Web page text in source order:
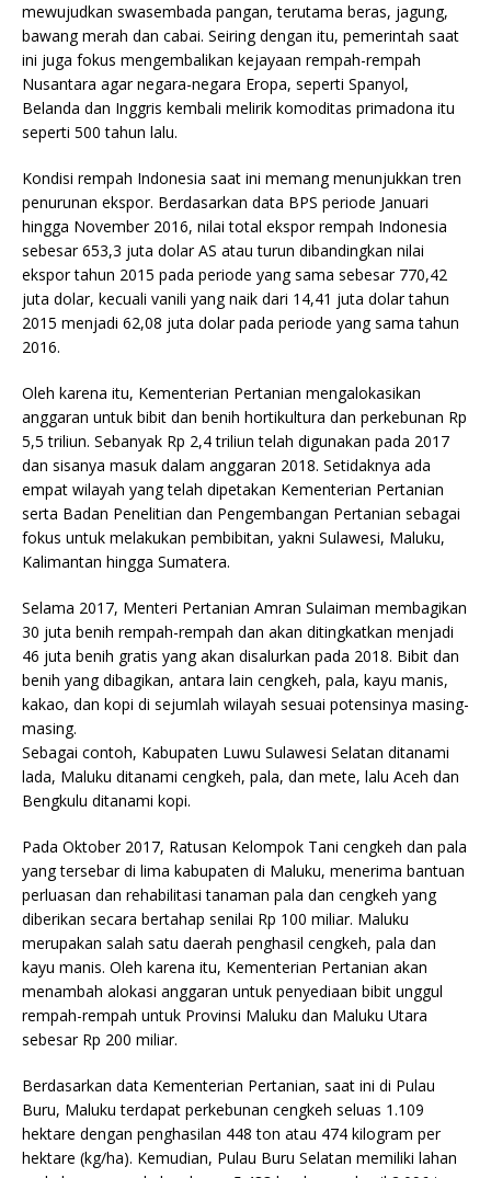
mewujudkan swasembada pangan, terutama beras, jagung,
bawang merah dan cabai. Seiring dengan itu, pemerintah saat
ini juga fokus mengembalikan kejayaan rempah-rempah
Nusantara agar negara-negara Eropa, seperti Spanyol,
Belanda dan Inggris kembali melirik komoditas primadona itu
seperti 500 tahun lalu.
Kondisi rempah Indonesia saat ini memang menunjukkan tren
penurunan ekspor. Berdasarkan data BPS periode Januari
hingga November 2016, nilai total ekspor rempah Indonesia
sebesar 653,3 juta dolar AS atau turun dibandingkan nilai
ekspor tahun 2015 pada periode yang sama sebesar 770,42
juta dolar, kecuali vanili yang naik dari 14,41 juta dolar tahun
2015 menjadi 62,08 juta dolar pada periode yang sama tahun
2016.
Oleh karena itu, Kementerian Pertanian mengalokasikan
anggaran untuk bibit dan benih hortikultura dan perkebunan Rp
5,5 triliun. Sebanyak Rp 2,4 triliun telah digunakan pada 2017
dan sisanya masuk dalam anggaran 2018. Setidaknya ada
empat wilayah yang telah dipetakan Kementerian Pertanian
serta Badan Penelitian dan Pengembangan Pertanian sebagai
fokus untuk melakukan pembibitan, yakni Sulawesi, Maluku,
Kalimantan hingga Sumatera.
Selama 2017, Menteri Pertanian Amran Sulaiman membagikan
30 juta benih rempah-rempah dan akan ditingkatkan menjadi
46 juta benih gratis yang akan disalurkan pada 2018. Bibit dan
benih yang dibagikan, antara lain cengkeh, pala, kayu manis,
kakao, dan kopi di sejumlah wilayah sesuai potensinya masing-
masing.
Sebagai contoh, Kabupaten Luwu Sulawesi Selatan ditanami
lada, Maluku ditanami cengkeh, pala, dan mete, lalu Aceh dan
Bengkulu ditanami kopi.
Pada Oktober 2017, Ratusan Kelompok Tani cengkeh dan pala
yang tersebar di lima kabupaten di Maluku, menerima bantuan
perluasan dan rehabilitasi tanaman pala dan cengkeh yang
diberikan secara bertahap senilai Rp 100 miliar. Maluku
merupakan salah satu daerah penghasil cengkeh, pala dan
kayu manis. Oleh karena itu, Kementerian Pertanian akan
menambah alokasi anggaran untuk penyediaan bibit unggul
rempah-rempah untuk Provinsi Maluku dan Maluku Utara
sebesar Rp 200 miliar.
Berdasarkan data Kementerian Pertanian, saat ini di Pulau
Buru, Maluku terdapat perkebunan cengkeh seluas 1.109
hektare dengan penghasilan 448 ton atau 474 kilogram per
hektare (kg/ha). Kemudian, Pulau Buru Selatan memiliki lahan